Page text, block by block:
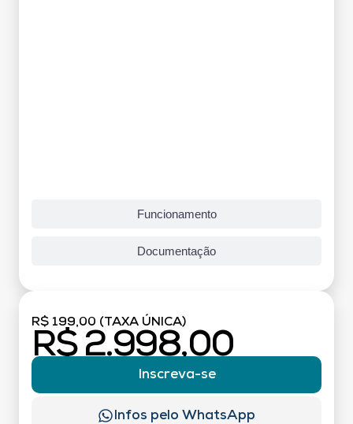
Funcionamento
Documentação
R$ 199,00 (TAXA ÚNICA)
R$ 2.998,00
Inscreva-se
Infos pelo WhatsApp